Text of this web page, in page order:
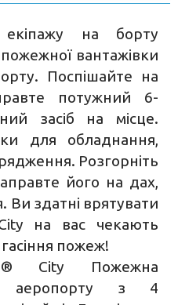
на борту
пожежної вантажівки
Поспішайте на
потужний 6-
засіб на місце.
для обладнання,
Розгорніть
його на дах,
Ви здатні врятувати
на вас чекають
пожеж!
City Пожежна
аеропорту з 4